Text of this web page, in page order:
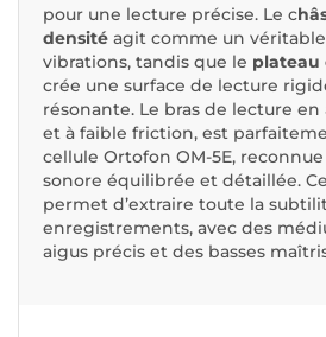
pour une lecture précise. Le c
densité agit comme un
vibrations, tandis que le plateau
crée une surface de lecture
résonante. Le bras de lecture
et à faible friction, est
cellule Ortofon OM-5E,
sonore équilibrée et détaillée.
permet d’extraire toute la
enregistrements, avec des
aigus précis et des basses